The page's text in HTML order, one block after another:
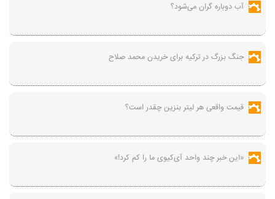
آب دوباره گران می‌شود؟
جنگ بزرگ در ترکیه برای خریدن محمد صلاح
قیمت واقعی هر لیتر بنزین چقدر است؟
«این خبر چند واحد آی‌کیوی ما را کم کرد!»